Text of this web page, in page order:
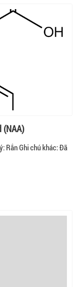
(NAA)
Rắn Ghi chú khác: Đã